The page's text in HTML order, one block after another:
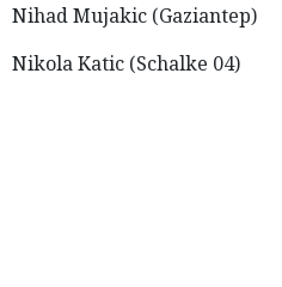
Nihad Mujakic (Gaziantep)
Nikola Katic (Schalke 04)